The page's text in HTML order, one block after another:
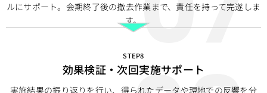
ルにサポート。会期終了後の撤去作業まで、責任を持って完遂しま
す。
STEP8
効果検証・次回実施サポート
実施結果の振り返りを行い、得られたデータや現地での反響を分